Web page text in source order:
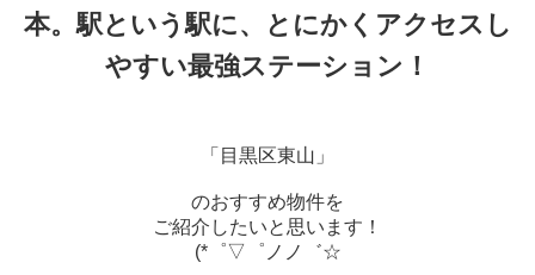
本。駅という駅に、とにかくアクセスし
やすい最強ステーション！
「目黒区東山」
のおすすめ物件を
ご紹介したいと思います！
(*゜▽゜ノノ゛☆